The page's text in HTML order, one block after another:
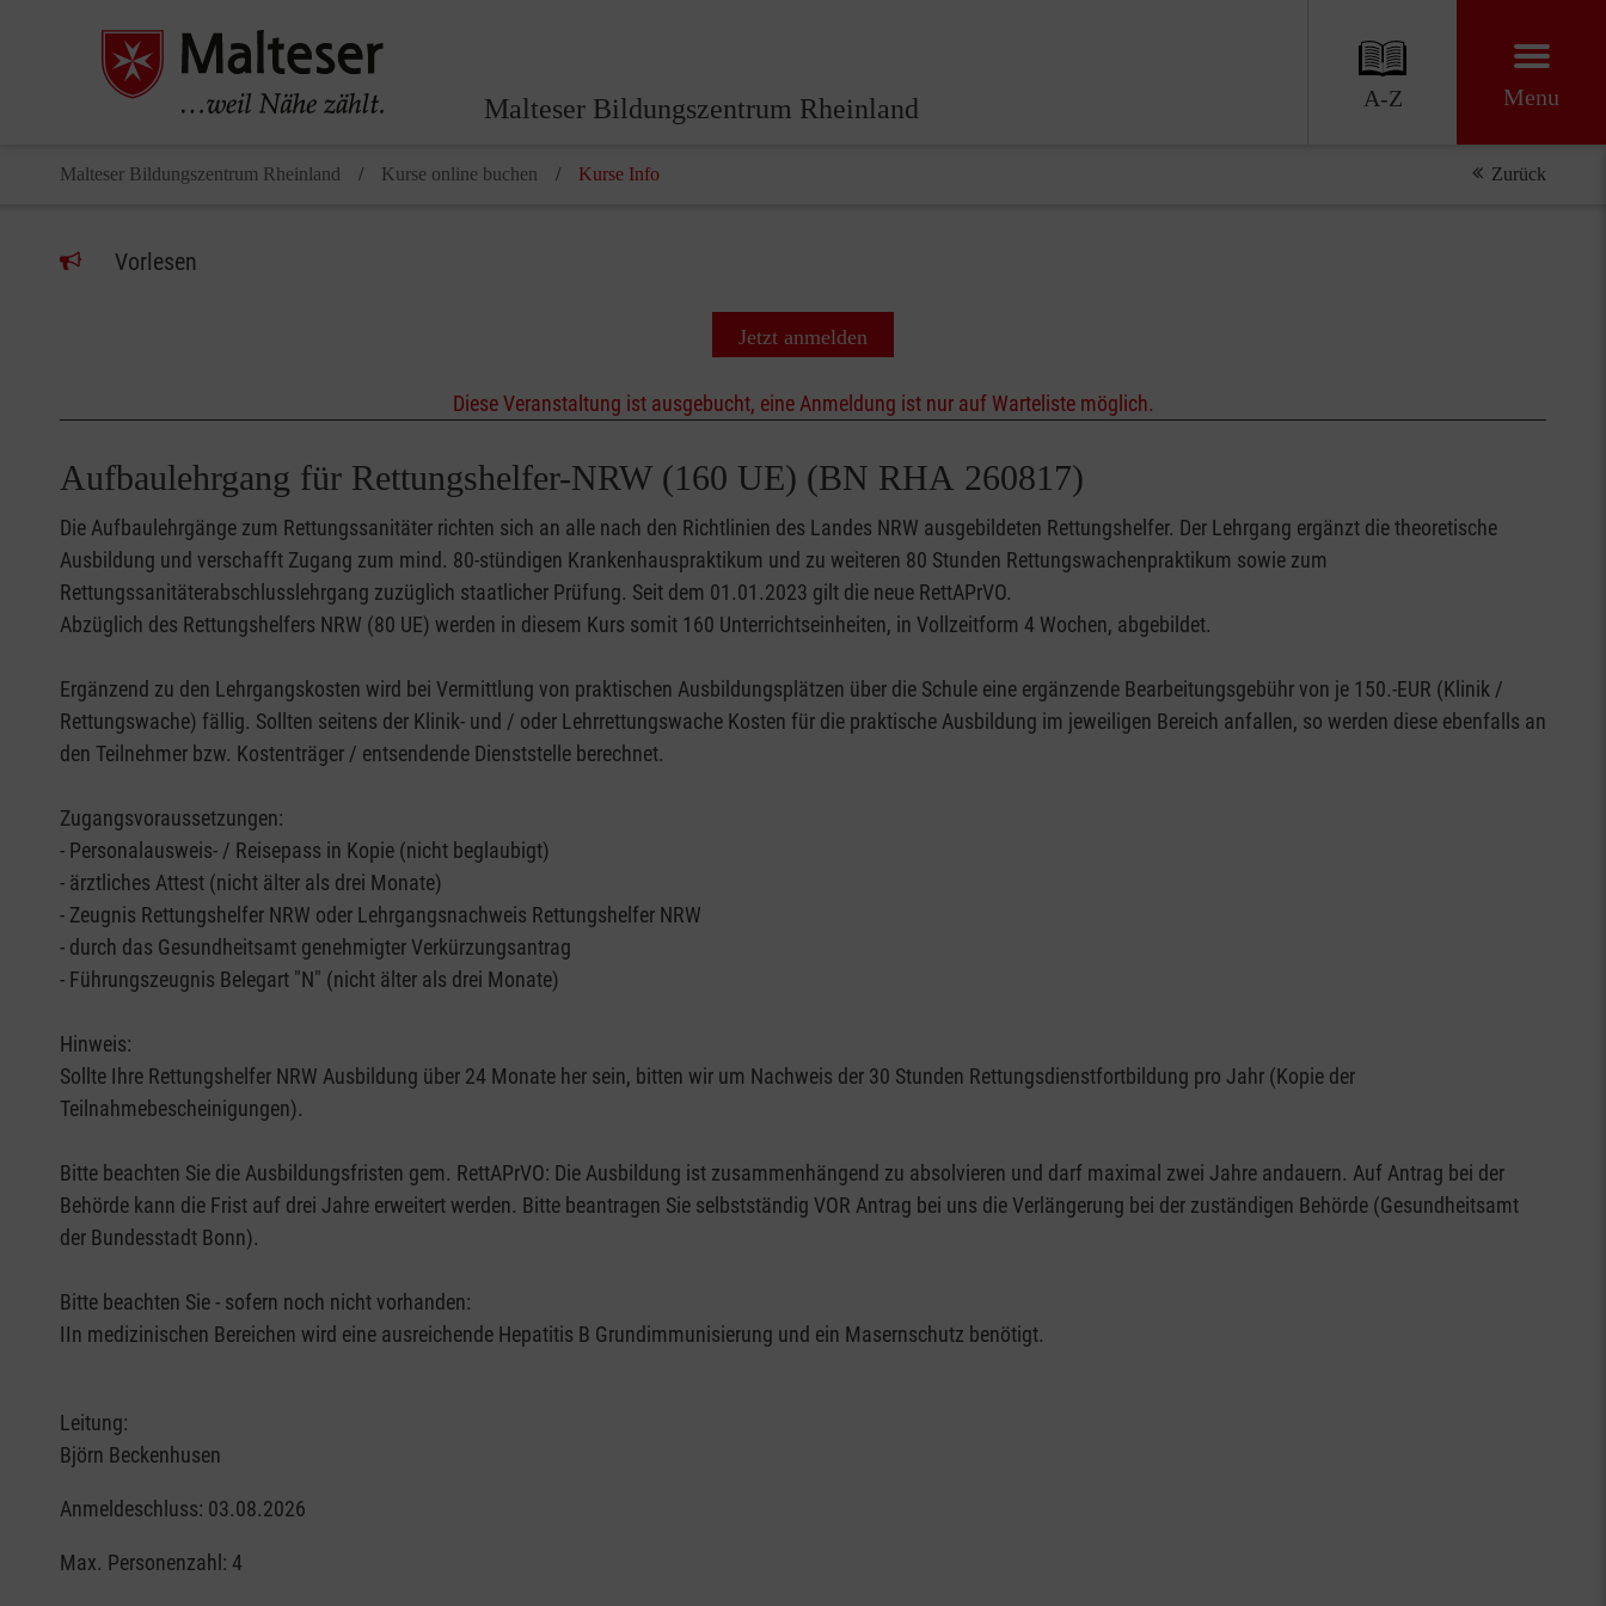
Malteser Bildungszentrum Rheinland A-Z Menu
Malteser Bildungszentrum Rheinland Kurse online buchen Kurse Info Zurück
Vorlesen
Jetzt anmelden
Diese Veranstaltung ist ausgebucht, eine Anmeldung ist nur auf Warteliste möglich.
Aufbaulehrgang für Rettungshelfer-NRW (160 UE) (BN RHA 260817)
Die Aufbaulehrgänge zum Rettungssanitäter richten sich an alle nach den Richtlinien des Landes NRW ausgebildeten Rettungshelfer. Der Lehrgang ergänzt die theoretische
Ausbildung und verschafft Zugang zum mind. 80-stündigen Krankenhauspraktikum und zu weiteren 80 Stunden Rettungswachenpraktikum sowie zum
Rettungssanitäterabschlusslehrgang zuzüglich staatlicher Prüfung. Seit dem 01.01.2023 gilt die neue RettAPrVO.
Abzüglich des Rettungshelfers NRW (80 UE) werden in diesem Kurs somit 160 Unterrichtseinheiten, in Vollzeitform 4 Wochen, abgebildet.
Ergänzend zu den Lehrgangskosten wird bei Vermittlung von praktischen Ausbildungsplätzen über die Schule eine ergänzende Bearbeitungsgebühr von je 150.-EUR (Klinik /
Rettungswache) fällig. Sollten seitens der Klinik- und / oder Lehrrettungswache Kosten für die praktische Ausbildung im jeweiligen Bereich anfallen, so werden diese ebenfalls an
den Teilnehmer bzw. Kostenträger / entsendende Dienststelle berechnet.
Zugangsvoraussetzungen:
- Personalausweis- / Reisepass in Kopie (nicht beglaubigt)
- ärztliches Attest (nicht älter als drei Monate)
- Zeugnis Rettungshelfer NRW oder Lehrgangsnachweis Rettungshelfer NRW
- durch das Gesundheitsamt genehmigter Verkürzungsantrag
- Führungszeugnis Belegart "N" (nicht älter als drei Monate)
Hinweis:
Sollte Ihre Rettungshelfer NRW Ausbildung über 24 Monate her sein, bitten wir um Nachweis der 30 Stunden Rettungsdienstfortbildung pro Jahr (Kopie der
Teilnahmebescheinigungen).
Bitte beachten Sie die Ausbildungsfristen gem. RettAPrVO: Die Ausbildung ist zusammenhängend zu absolvieren und darf maximal zwei Jahre andauern. Auf Antrag bei der
Behörde kann die Frist auf drei Jahre erweitert werden. Bitte beantragen Sie selbstständig VOR Antrag bei uns die Verlängerung bei der zuständigen Behörde (Gesundheitsamt
der Bundesstadt Bonn).
Bitte beachten Sie - sofern noch nicht vorhanden:
IIn medizinischen Bereichen wird eine ausreichende Hepatitis B Grundimmunisierung und ein Masernschutz benötigt.
Leitung:
Björn Beckenhusen
Anmeldeschluss: 03.08.2026
Max. Personenzahl: 4